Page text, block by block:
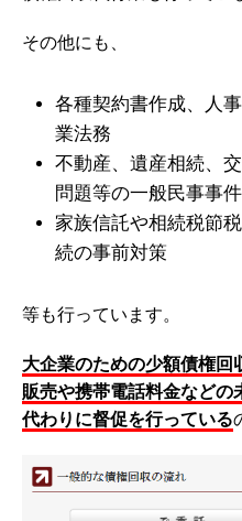
その他にも、
各種契約書作成、人
業法務
不動産、遺産相続、
問題等の一般民事事件
家族信託や相続税節
続の事前対策
等も行っています。
大企業のための少額債権回
販売や携帯電話料金などの
代わりに督促を行っている